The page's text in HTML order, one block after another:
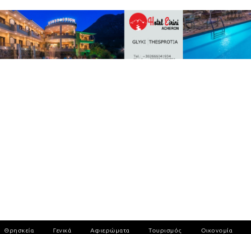
Θρησκεία Γενικά Αφιερώματα Τουρισμός Οικονομία